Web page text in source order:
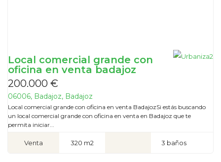
Local comercial grande con
oficina en venta badajoz
200.000 €
06006, Badajoz, Badajoz
Local comercial grande con oficina en venta BadajozSi estás buscando
un local comercial grande con oficina en venta en Badajoz que te
permita iniciar...
Venta 320 m2 3 baños